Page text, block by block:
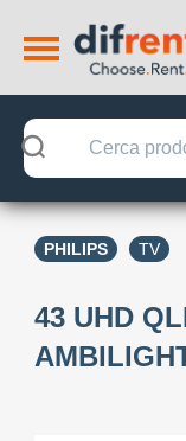
PHILIPS TV
43 UHD